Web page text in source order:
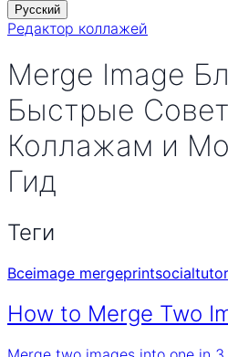
Русский
Редактор коллажей
Merge Image
Быстрые
Коллажам и
Гид
Теги
Всеimage mergeprintsocial
How to Merge Two